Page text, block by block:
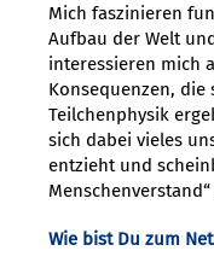
Mich faszinieren
Aufbau der Welt
interessieren mich
Konsequenzen, die
Teilchenphysik
sich dabei vieles
entzieht und
Wie bist Du zum